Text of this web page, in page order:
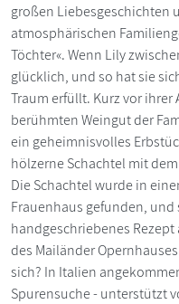
großen Liebesgeschichten
atmosphärischen
Töchter«. Wenn Lily
glücklich, und so hat sie
Traum erfüllt. Kurz vor ihrer
berühmten Weingut der
ein geheimnisvolles
hölzerne Schachtel mit
Die Schachtel wurde in
Frauenhaus gefunden,
handgeschriebenes
des Mailänder
sich? In Italien
Spurensuche - unterstützt